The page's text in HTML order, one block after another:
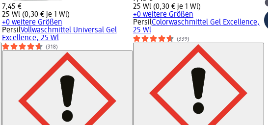
7,45 €
25 Wl (0,30 € je 1 Wl)
+0 weitere Größen
PersilVollwaschmittel Universal Gel
Excellence, 25 Wl
(318)
25 Wl (0,30 € je 1 Wl)
+0 weitere Größen
PersilColorwaschmittel Gel Excellence,
25 Wl
(339)